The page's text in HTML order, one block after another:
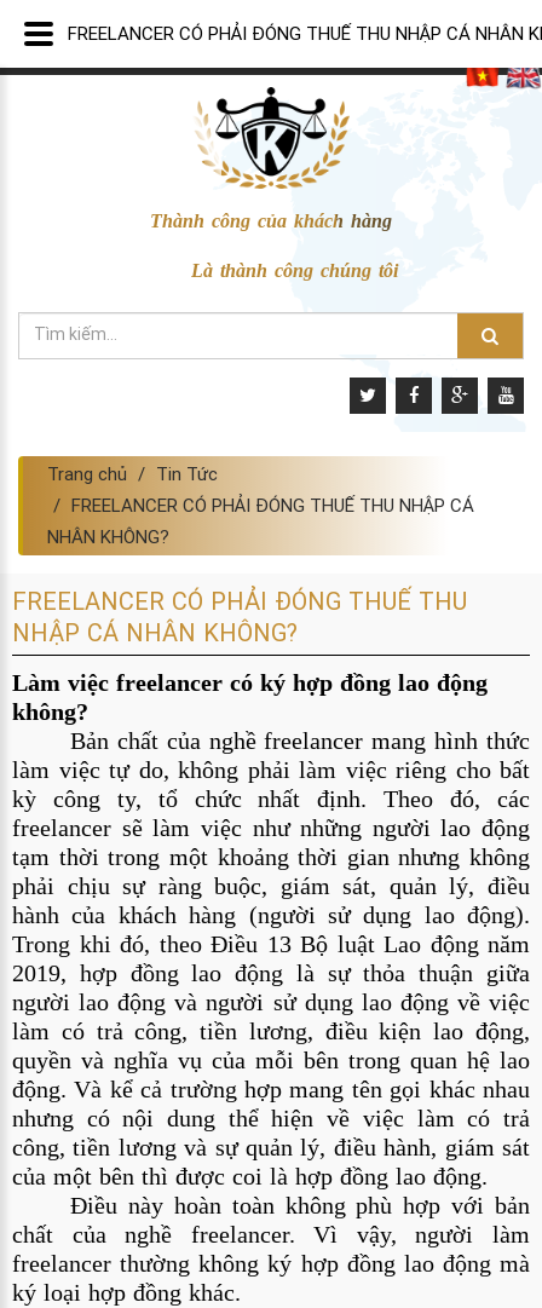
Thành công của khách hàng
Là thành công chúng tôi
Trang chủ
Tin Tức
FREELANCER CÓ PHẢI ĐÓNG THUẾ THU NHẬP CÁ
NHÂN KHÔNG?
FREELANCER CÓ PHẢI ĐÓNG THUẾ THU
NHẬP CÁ NHÂN KHÔNG?
Làm việc freelancer có ký hợp đồng lao động
không?
Bản chất của nghề freelancer mang hình thức
làm việc tự do, không phải làm việc riêng cho bất
kỳ công ty, tổ chức nhất định. Theo đó, các
freelancer sẽ làm việc như những người lao động
tạm thời trong một khoảng thời gian nhưng không
phải chịu sự ràng buộc, giám sát, quản lý, điều
hành của khách hàng (người sử dụng lao động).
Trong khi đó, theo Điều 13 Bộ luật Lao động năm
2019, hợp đồng lao động là sự thỏa thuận giữa
người lao động và người sử dụng lao động về việc
làm có trả công, tiền lương, điều kiện lao động,
quyền và nghĩa vụ của mỗi bên trong quan hệ lao
động. Và kể cả trường hợp mang tên gọi khác nhau
nhưng có nội dung thể hiện về việc làm có trả
công, tiền lương và sự quản lý, điều hành, giám sát
của một bên thì được coi là hợp đồng lao động.
Điều này hoàn toàn không phù hợp với bản
chất của nghề freelancer. Vì vậy, người làm
freelancer thường không ký hợp đồng lao động mà
ký loại hợp đồng khác.
FREELANCER CÓ PHẢI ĐÓNG THUẾ THU NHẬP CÁ NHÂN